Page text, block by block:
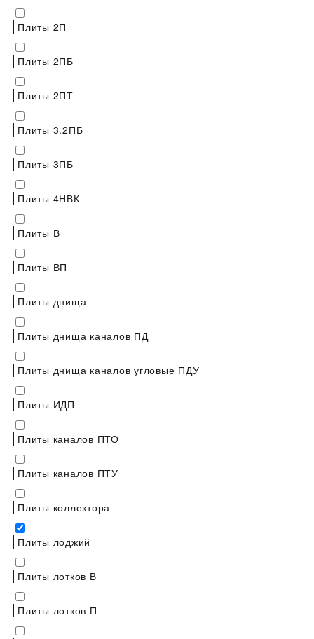
Плиты 2П
Плиты 2ПБ
Плиты 2ПТ
Плиты 3.2ПБ
Плиты 3ПБ
Плиты 4НВК
Плиты В
Плиты ВП
Плиты днища
Плиты днища каналов ПД
Плиты днища каналов угловые ПДУ
Плиты ИДП
Плиты каналов ПТО
Плиты каналов ПТУ
Плиты коллектора
Плиты лоджий
Плиты лотков В
Плиты лотков П